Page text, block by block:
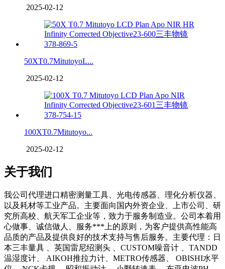
2025-02-12
50XT0.7MitutoyoL...
2025-02-12
100XT0.7Mitutoyo...
2025-02-12
关于我们
我公司代理进口精密测量工具、光电传感器、理化分析仪器、
以及耗材等工业产品。主要面向国内外资企业、上市公司、研
究所高校、航天军工企业等，致力于服务制造业。公司本着用
心做事、诚信做人、服务***上的原则，为客户提供高性能高
品质的产品及提供良好的技术支持与售后服务。主要代理：日
本三丰量具 、英国雷尼绍测头 、CUSTOM噪音计 、TANDD
温湿度计、 AIKOH推拉力计、METRO传感器、 OBISHI水平